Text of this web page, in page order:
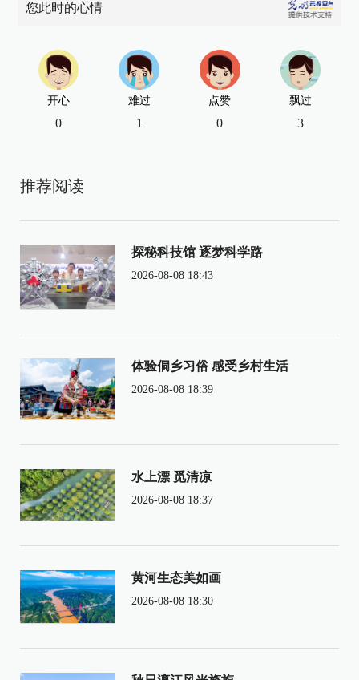
您此时的心情
开心
0
难过
1
点赞
0
飘过
3
推荐阅读
探秘科技馆 逐梦科学路
2026-08-08 18:43
体验侗乡习俗 感受乡村生活
2026-08-08 18:39
水上漂 觅清凉
2026-08-08 18:37
黄河生态美如画
2026-08-08 18:30